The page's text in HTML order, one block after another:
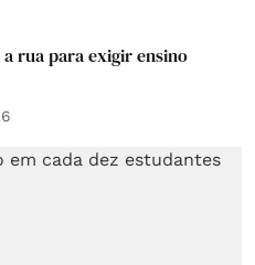
rua para exigir ensino